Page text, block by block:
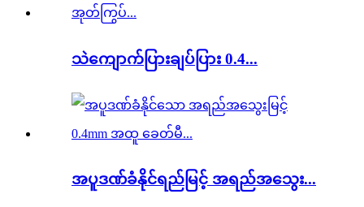
သဲကျောက်ပြားချပ်ပြား 0.4...
အပူဒဏ်ခံနိုင်ရည်မြင့် အရည်အသွေး...